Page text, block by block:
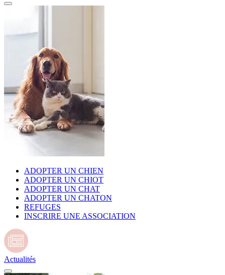
ADOPTER UN CHIEN
ADOPTER UN CHIOT
ADOPTER UN CHAT
ADOPTER UN CHATON
REFUGES
INSCRIRE UNE ASSOCIATION
Actualités